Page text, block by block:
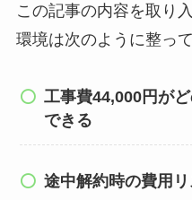
この記事の内容を取り
環境は次のように整っ
工事費44,000円が
できる
途中解約時の費用